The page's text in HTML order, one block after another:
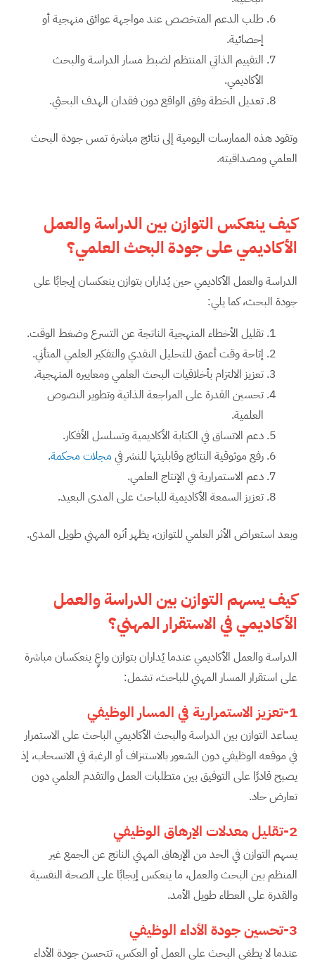
طلب الدعم المتخصص عند مواجهة عوائق منهجية أو
إحصائية.
التقييم الذاتي المنتظم لضبط مسار الدراسة والبحث
الأكاديمي.
تعديل الخطة وفق الواقع دون فقدان الهدف البحثي.
وتقود هذه الممارسات اليومية إلى نتائج مباشرة تمس جودة البحث
العلمي ومصداقيته.
كيف ينعكس التوازن بين الدراسة والعمل
الأكاديمي على جودة البحث العلمي؟
الدراسة والعمل الأكاديمي حين يُداران بتوازن ينعكسان إيجابًا على
جودة البحث، كما يلي:
تقليل الأخطاء المنهجية الناتجة عن التسرع وضغط الوقت.
إتاحة وقت أعمق للتحليل النقدي والتفكير العلمي المتأني.
تعزيز الالتزام بأخلاقيات البحث العلمي ومعاييره المنهجية.
تحسين القدرة على المراجعة الذاتية وتطوير النصوص
العلمية.
دعم الاتساق في الكتابة الأكاديمية وتسلسل الأفكار.
رفع موثوقية النتائج وقابليتها للنشر في مجلات محكمة.
دعم الاستمرارية في الإنتاج العلمي.
تعزيز السمعة الأكاديمية للباحث على المدى البعيد.
وبعد استعراض الأثر العلمي للتوازن، يظهر أثره المهني طويل المدى.
كيف يسهم التوازن بين الدراسة والعمل
الأكاديمي في الاستقرار المهني؟
الدراسة والعمل الأكاديمي عندما يُداران بتوازن واعٍ ينعكسان مباشرة
على استقرار المسار المهني للباحث، تشمل:
1-تعزيز الاستمرارية في المسار الوظيفي
يساعد التوازن بين الدراسة والبحث الأكاديمي الباحث على الاستمرار
في موقعه الوظيفي دون الشعور بالاستنزاف أو الرغبة في الانسحاب، إذ
يصبح قادرًا على التوفيق بين متطلبات العمل والتقدم العلمي دون
تعارض حاد.
2-تقليل معدلات الإرهاق الوظيفي
يسهم التوازن في الحد من الإرهاق المهني الناتج عن الجمع غير
المنظم بين البحث والعمل، ما ينعكس إيجابًا على الصحة النفسية
والقدرة على العطاء طويل الأمد.
3-تحسين جودة الأداء الوظيفي
عندما لا يطغى البحث على العمل أو العكس، تتحسن جودة الأداء